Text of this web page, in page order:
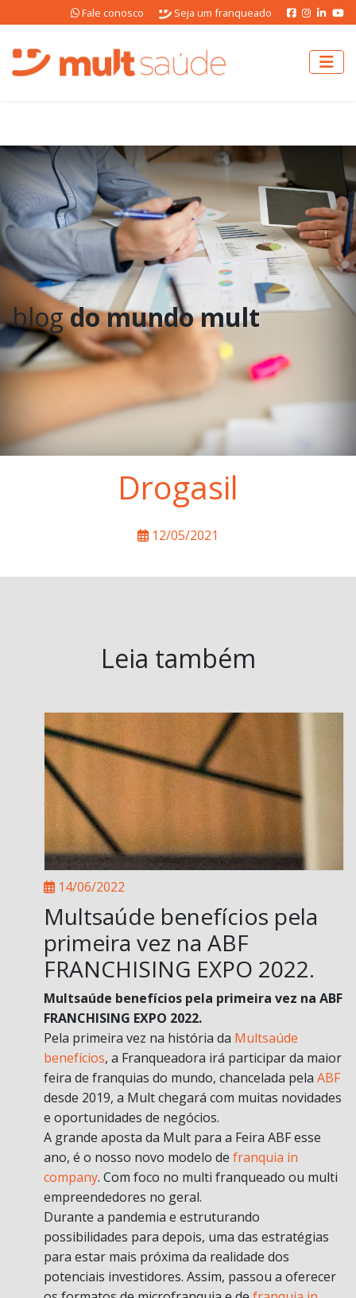
Fale conosco Seja um franqueado
blogdo mundo mult
Drogasil
12/05/2021
Leia também
14/06/2022
Multsaúde benefícios pela
primeira vez na ABF
FRANCHISING EXPO 2022.
Multsaúde benefícios pela primeira vez na ABF
FRANCHISING EXPO 2022.
Pela primeira vez na história da Multsaúde
benefícios, a Franqueadora irá participar da maior
feira de franquias do mundo, chancelada pela ABF
desde 2019, a Mult chegará com muitas novidades
e oportunidades de negócios.
A grande aposta da Mult para a Feira ABF esse
ano, é o nosso novo modelo de franquia in
company. Com foco no multi franqueado ou multi
empreendedores no geral.
Durante a pandemia e estruturando
possibilidades para depois, uma das estratégias
para estar mais próxima da realidade dos
potenciais investidores. Assim, passou a oferecer